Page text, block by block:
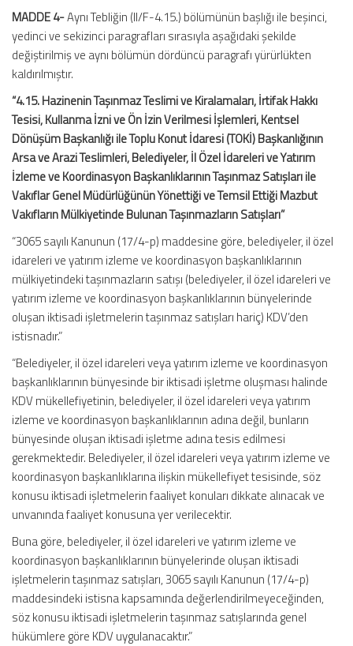
MADDE 4-Aynı Tebliğin (II/F-4.15.) bölümünün başlığı ile beşinci,
yedinci ve sekizinci paragrafları sırasıyla aşağıdaki şekilde
değiştirilmiş ve aynı bölümün dördüncü paragrafı yürürlükten
kaldırılmıştır.
“4.15. Hazinenin Taşınmaz Teslimi ve Kiralamaları, İrtifak Hakkı
Tesisi, Kullanma İzni ve Ön İzin Verilmesi İşlemleri, Kentsel
Dönüşüm Başkanlığı ile Toplu Konut İdaresi (TOKİ) Başkanlığının
Arsa ve Arazi Teslimleri, Belediyeler, İl Özel İdareleri ve Yatırım
İzleme ve Koordinasyon Başkanlıklarının Taşınmaz Satışları ile
Vakıflar Genel Müdürlüğünün Yönettiği ve Temsil Ettiği Mazbut
Vakıfların Mülkiyetinde Bulunan Taşınmazların Satışları”
“3065 sayılı Kanunun (17/4-p) maddesine göre, belediyeler, il özel
idareleri ve yatırım izleme ve koordinasyon başkanlıklarının
mülkiyetindeki taşınmazların satışı (belediyeler, il özel idareleri ve
yatırım izleme ve koordinasyon başkanlıklarının bünyelerinde
oluşan iktisadi işletmelerin taşınmaz satışları hariç) KDV’den
istisnadır.”
“Belediyeler, il özel idareleri veya yatırım izleme ve koordinasyon
başkanlıklarının bünyesinde bir iktisadi işletme oluşması halinde
KDV mükellefiyetinin, belediyeler, il özel idareleri veya yatırım
izleme ve koordinasyon başkanlıklarının adına değil, bunların
bünyesinde oluşan iktisadi işletme adına tesis edilmesi
gerekmektedir. Belediyeler, il özel idareleri veya yatırım izleme ve
koordinasyon başkanlıklarına ilişkin mükellefiyet tesisinde, söz
konusu iktisadi işletmelerin faaliyet konuları dikkate alınacak ve
unvanında faaliyet konusuna yer verilecektir.
Buna göre, belediyeler, il özel idareleri ve yatırım izleme ve
koordinasyon başkanlıklarının bünyelerinde oluşan iktisadi
işletmelerin taşınmaz satışları, 3065 sayılı Kanunun (17/4-p)
maddesindeki istisna kapsamında değerlendirilmeyeceğinden,
söz konusu iktisadi işletmelerin taşınmaz satışlarında genel
hükümlere göre KDV uygulanacaktır.”